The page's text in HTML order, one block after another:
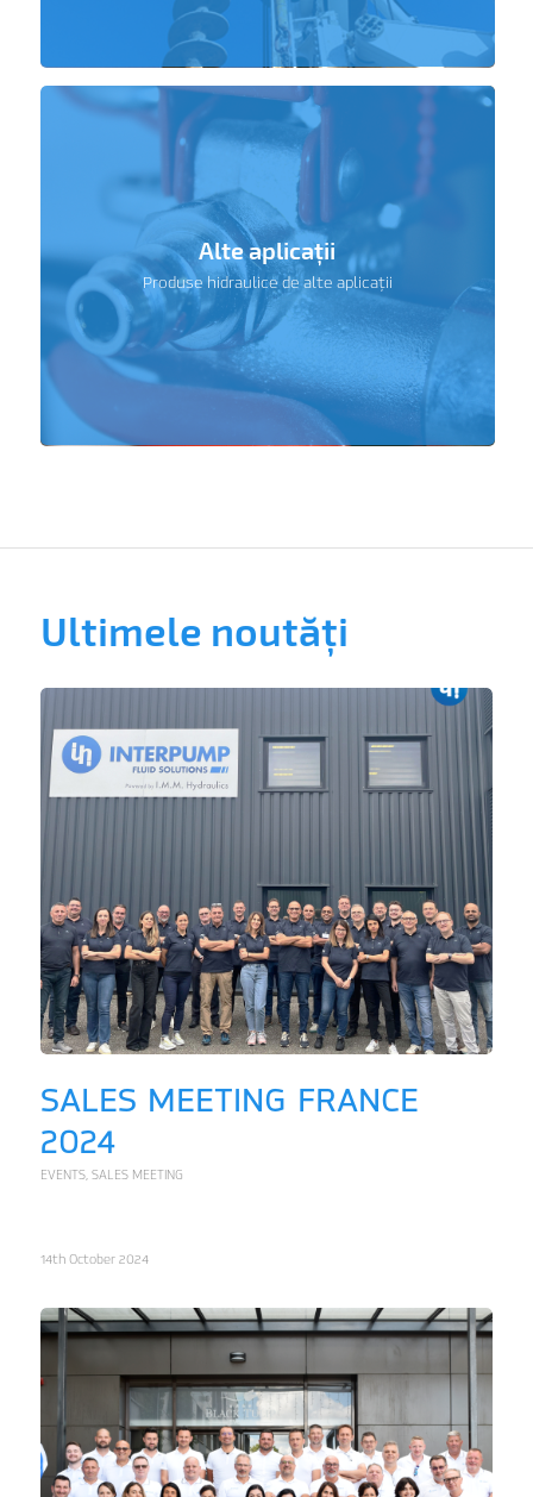
Alte aplicații
Produse hidraulice de alte aplicații
Ultimele noutăți
SALES MEETING FRANCE
2024
EVENTS, SALES MEETING
14th October 2024